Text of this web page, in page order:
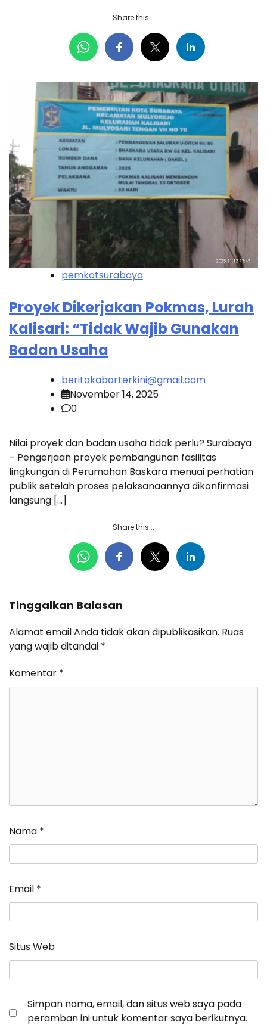
Share this...
pemkotsurabaya
Proyek Dikerjakan Pokmas, Lurah
Kalisari: “Tidak Wajib Gunakan
Badan Usaha
beritakabarterkini@gmail.com
November 14, 2025
0
Nilai proyek dan badan usaha tidak perlu? Surabaya
– Pengerjaan proyek pembangunan fasilitas
lingkungan di Perumahan Baskara menuai perhatian
publik setelah proses pelaksanaannya dikonfirmasi
langsung […]
Share this...
Tinggalkan Balasan
Alamat email Anda tidak akan dipublikasikan. Ruas
yang wajib ditandai *
Komentar *
Nama *
Email *
Situs Web
Simpan nama, email, dan situs web saya pada
peramban ini untuk komentar saya berikutnya.